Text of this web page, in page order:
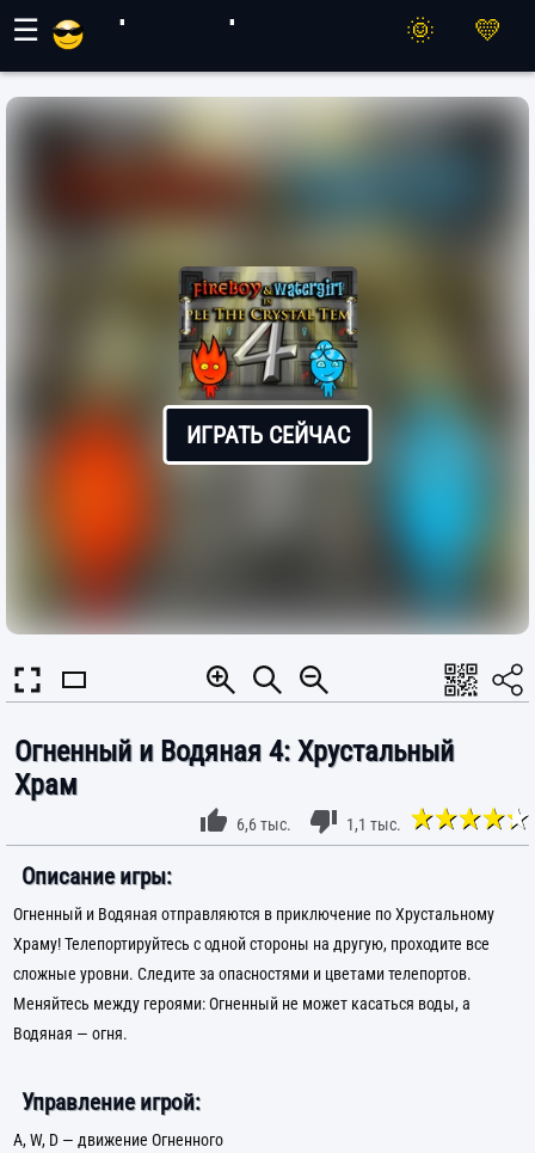
☰
ИГРАТЬ СЕЙЧАС
Огненный и Водяная 4: Хрустальный
Храм
6,6 тыс. 1,1 тыс.
Описание игры:
Огненный и Водяная отправляются в приключение по Хрустальному
Храму! Телепортируйтесь с одной стороны на другую, проходите все
сложные уровни. Следите за опасностями и цветами телепортов.
Меняйтесь между героями: Огненный не может касаться воды, а
Водяная — огня.
Управление игрой:
A, W, D — движение Огненного